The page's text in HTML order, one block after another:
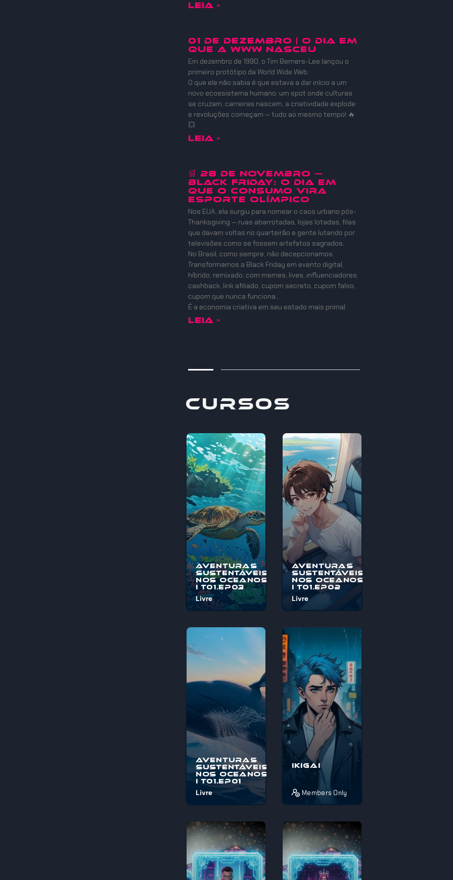
Leia »
01 DE DEZEMBRO | O DIA EM
QUE A WWW NASCEU
Em dezembro de 1990, o Tim Berners-Lee lançou o
primeiro protótipo da World Wide Web.
O que ele não sabia é que estava a dar início a um
novo ecossistema humano: um spot onde culturas
se cruzam, carreiras nascem, a criatividade explode
e revoluções começam — tudo ao mesmo tempo! 🔥
💥
Leia »
🛒 28 de Novembro —
Black Friday: O Dia em
que o Consumo Vira
Esporte Olímpico
Nos EUA, ela surgiu para nomear o caos urbano pós-
Thanksgiving — ruas abarrotadas, lojas lotadas, filas
que davam voltas no quarteirão e gente lutando por
televisões como se fossem artefatos sagrados.
No Brasil, como sempre, não decepcionamos.
Transformamos a Black Friday em evento digital,
híbrido, remixado, com memes, lives, influenciadores,
cashback, link afiliado, cupom secreto, cupom falso,
cupom que nunca funciona…
É a economia criativa em seu estado mais primal.
Leia »
Cursos
Aventuras
Sustentáveis
nos Oceanos
I T01.EP03
Livre
Bem-vindo à
Sustentáveis nos
Oceanos", uma
pelos mistérios e
maravi...
Aventuras
Sustentáveis
nos Oceanos
I T01.EP02
Livre
Bem-vindo à
Sustentáveis nos
jornada épica
pelos mistérios e
maravi...
Aventuras
Sustentáveis
nos Oceanos
I T01.EP01
Livre
Bem-vindo à
Sustentáveis nos
Oceanos", uma
jornada épica
pelos mistérios e
maravi...
Ikigai
Members Only
Pois é! Se estás
perdido sobre o
que fazer da vida
ou não sabes
como aproveita...